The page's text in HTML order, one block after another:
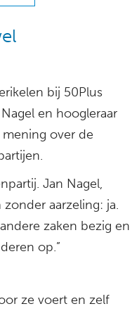
bij 50Plus
en hoogleraar
mening over de
Jan Nagel,
aarzeling: ja.
zaken bezig en
op.”
ze voert en zelf